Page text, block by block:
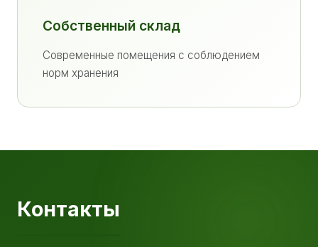
Собственный склад
Современные помещения с соблюдением
норм хранения
Контакты